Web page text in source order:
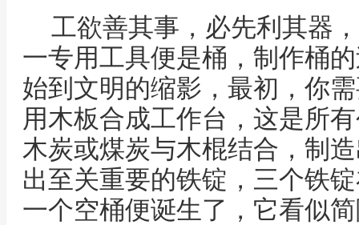
工欲善其事，必先利其器
一专用工具便是桶，制作桶
始到文明的缩影，最初，你
用木板合成工作台，这是所
木炭或煤炭与木棍结合，制
出至关重要的铁锭，三个铁
一个空桶便诞生了，它看似